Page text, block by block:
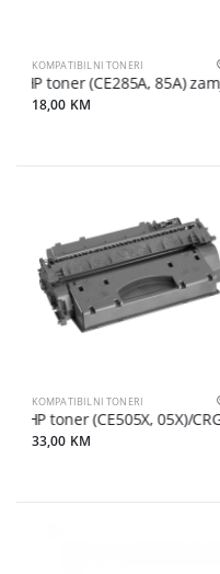
KOMPATIBILNI TONERI
HP toner (CE285A, 85A)
18,00 KM
KOMPATIBILNI TONERI
HP toner (CE505X, 05X)/
33,00 KM